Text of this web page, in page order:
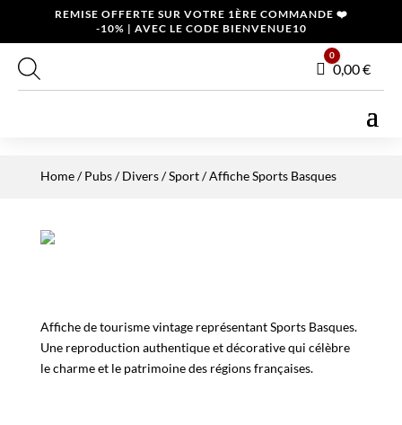
REMISE OFFERTE SUR VOTRE 1ÈRE COMMANDE ❤️
-10% | AVEC LE CODE BIENVENUE10
Panier
0
0,00€
Home/Pubs / Divers/Sport/ Affiche Sports Basques
Affiche de tourisme vintage représentant Sports Basques.
Une reproduction authentique et décorative qui célèbre
le charme et le patrimoine des régions françaises.